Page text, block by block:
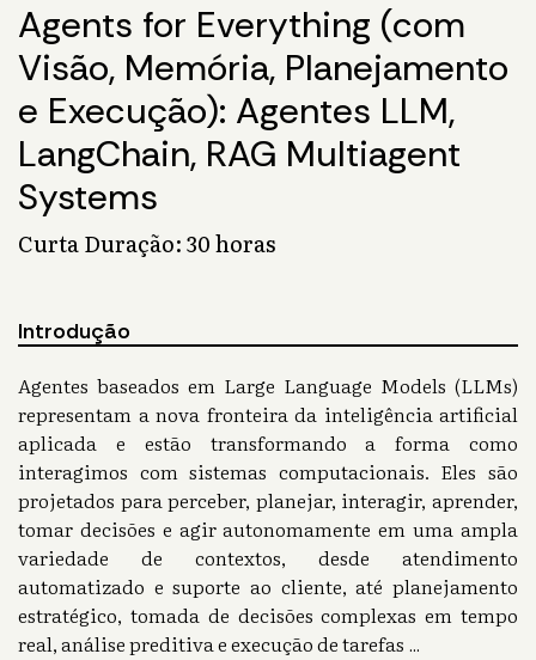
Agents for Everything (com
Visão, Memória, Planejamento
e Execução): Agentes LLM,
LangChain, RAG Multiagent
Systems
Curta Duração: 30 horas
Introdução
Agentes baseados em Large Language Models (LLMs)
representam a nova fronteira da inteligência artificial
aplicada e estão transformando a forma como
interagimos com sistemas computacionais. Eles são
projetados para perceber, planejar, interagir, aprender,
tomar decisões e agir autonomamente em uma ampla
variedade de contextos, desde atendimento
automatizado e suporte ao cliente, até planejamento
estratégico, tomada de decisões complexas em tempo
real, análise preditiva e execução de tarefas ...